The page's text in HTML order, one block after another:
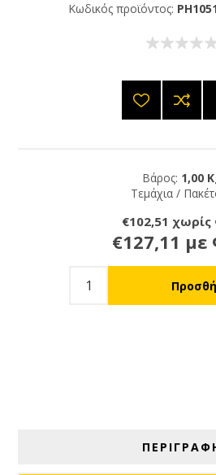
Κωδικός προϊόντος:
Βάρος: 1,00
Τεμάχια /
€102,51
€127,11